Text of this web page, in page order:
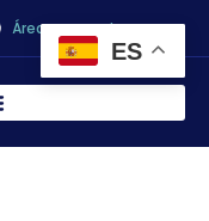
Área personal
ES